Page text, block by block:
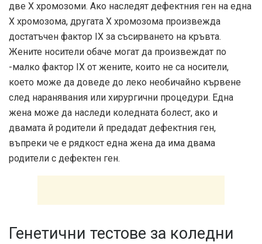
две Х хромозоми. Ако наследят дефектния ген на една
Х хромозома, другата Х хромозома произвежда
достатъчен фактор IX за съсирването на кръвта.
Жените носители обаче могат да произвеждат по
-малко фактор IX от жените, които не са носители,
което може да доведе до леко необичайно кървене
след наранявания или хирургични процедури. Една
жена може да наследи коледната болест, ако и
двамата й родители й предадат дефектния ген,
въпреки че е рядкост една жена да има двама
родители с дефектен ген.
Генетични тестове за коледни